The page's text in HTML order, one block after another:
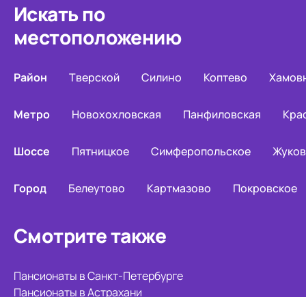
Искать по
местоположению
Район Тверской Силино Коптево
Метро Новохохловская Панфиловская
Шоссе Пятницкое Симферопольское
Город Белеутово Картмазово Покровское
Смотрите также
Пансионаты в Санкт-Петербурге
Пансионаты в Астрахани